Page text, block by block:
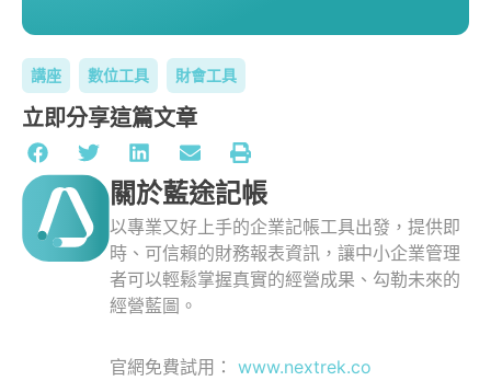
講座 數位工具 財會工具
立即分享這篇文章
關於藍途記帳
以專業又好上手的企業記帳工具出發，提供即
時、可信賴的財務報表資訊，讓中小企業管理
者可以輕鬆掌握真實的經營成果、勾勒未來的
經營藍圖。
官網免費試用： www.nextrek.co